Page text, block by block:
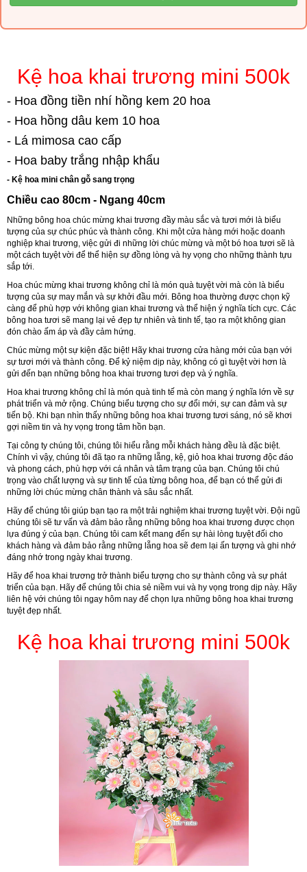
Kệ hoa khai trương mini 500k
- Hoa đồng tiền nhí hồng kem 20 hoa
- Hoa hồng dâu kem 10 hoa
- Lá mimosa cao cấp
- Hoa baby trắng nhập khẩu
- Kệ hoa mini chân gỗ sang trọng
Chiều cao 80cm - Ngang 40cm
Những bông hoa chúc mừng khai trương đầy màu sắc và tươi mới là biểu
tượng của sự chúc phúc và thành công. Khi một cửa hàng mới hoặc doanh
nghiệp khai trương, việc gửi đi những lời chúc mừng và một bó hoa tươi sẽ là
một cách tuyệt vời để thể hiện sự đồng lòng và hy vọng cho những thành tựu
sắp tới.
Hoa chúc mừng khai trương không chỉ là món quà tuyệt vời mà còn là biểu
tượng của sự may mắn và sự khởi đầu mới. Bông hoa thường được chọn kỹ
càng để phù hợp với không gian khai trương và thể hiện ý nghĩa tích cực. Các
bông hoa tươi sẽ mang lại vẻ đẹp tự nhiên và tinh tế, tạo ra một không gian
đón chào ấm áp và đầy cảm hứng.
Chúc mừng một sự kiện đặc biệt! Hãy khai trương cửa hàng mới của bạn với
sự tươi mới và thành công. Để kỷ niệm dịp này, không có gì tuyệt vời hơn là
gửi đến bạn những bông hoa khai trương tươi đẹp và ý nghĩa.
Hoa khai trương không chỉ là món quà tinh tế mà còn mang ý nghĩa lớn về sự
phát triển và mở rộng. Chúng biểu tượng cho sự đổi mới, sự can đảm và sự
tiến bộ. Khi bạn nhìn thấy những bông hoa khai trương tươi sáng, nó sẽ khơi
gợi niềm tin và hy vọng trong tâm hồn bạn.
Tại công ty chúng tôi, chúng tôi hiểu rằng mỗi khách hàng đều là đặc biệt.
Chính vì vậy, chúng tôi đã tạo ra những lẵng, kệ, giỏ hoa khai trương độc đáo
và phong cách, phù hợp với cá nhân và tâm trạng của bạn. Chúng tôi chú
trọng vào chất lượng và sự tinh tế của từng bông hoa, để bạn có thể gửi đi
những lời chúc mừng chân thành và sâu sắc nhất.
Hãy để chúng tôi giúp bạn tạo ra một trải nghiệm khai trương tuyệt vời. Đội ngũ
chúng tôi sẽ tư vấn và đảm bảo rằng những bông hoa khai trương được chọn
lựa đúng ý của bạn. Chúng tôi cam kết mang đến sự hài lòng tuyệt đối cho
khách hàng và đảm bảo rằng những lẵng hoa sẽ đem lại ấn tượng và ghi nhớ
đáng nhớ trong ngày khai trương.
Hãy để hoa khai trương trở thành biểu tượng cho sự thành công và sự phát
triển của bạn. Hãy để chúng tôi chia sẻ niềm vui và hy vọng trong dịp này. Hãy
liên hệ với chúng tôi ngay hôm nay để chọn lựa những bông hoa khai trương
tuyệt đẹp nhất.
Kệ hoa khai trương mini 500k